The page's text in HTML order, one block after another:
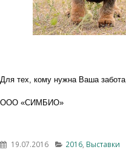
Для тех, кому нужна Ваша забота,
ООО «СИМБИО»
19.07.2016 2016 Выставки